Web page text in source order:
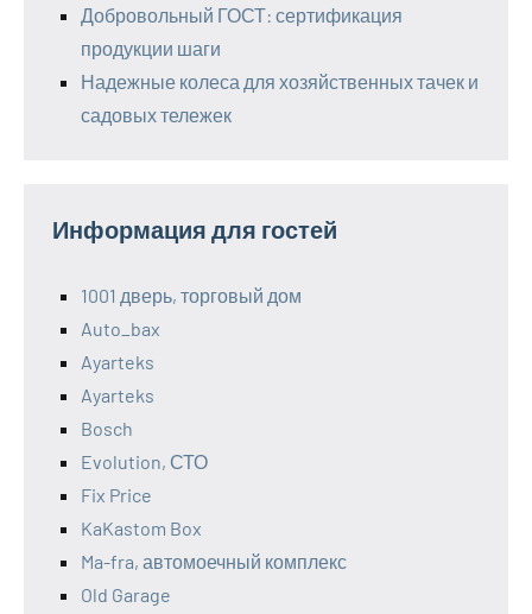
Добровольный ГОСТ: сертификация
продукции шаги
Надежные колеса для хозяйственных тачек и
садовых тележек
Информация для гостей
1001 дверь, торговый дом
Auto_bax
Ayarteks
Ayarteks
Bosch
Evolution, СТО
Fix Price
KaKastom Box
Ma-fra, автомоечный комплекс
Old Garage